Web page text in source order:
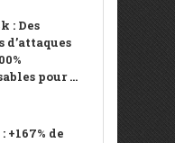
: Des
pour ...
de